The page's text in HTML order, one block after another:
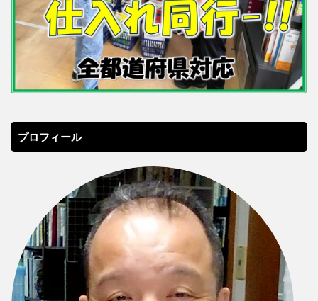
プロフィール